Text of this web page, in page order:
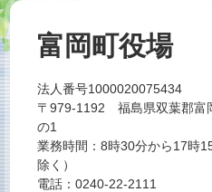
富岡町役場
法人番号1000020075434
〒979-1192 福島県双葉郡富
の1
業務時間：8時30分から17時
除く）
電話：0240-22-2111